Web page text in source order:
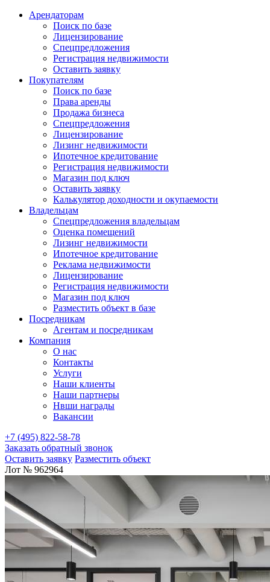
Арендаторам
Поиск по базе
Лицензирование
Спецпредложения
Регистрация недвижимости
Оставить заявку
Покупателям
Поиск по базе
Права аренды
Продажа бизнеса
Спецпредложения
Лицензирование
Лизинг недвижимости
Ипотечное кредитование
Регистрация недвижимости
Магазин под ключ
Оставить заявку
Калькулятор доходности и окупаемости
Владельцам
Спецпредложения владельцам
Оценка помещений
Лизинг недвижимости
Ипотечное кредитование
Реклама недвижимости
Лицензирование
Регистрация недвижимости
Магазин под ключ
Разместить объект в базе
Посредникам
Агентам и посредникам
Компания
О нас
Контакты
Услуги
Наши клиенты
Наши партнеры
Нвши награды
Вакансии
+7 (495) 822-58-78
Заказать обратный звонок
Оставить заявку Разместить объект
Лот № 962964